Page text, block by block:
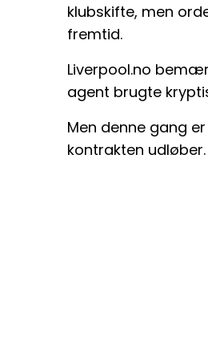
klubskifte, men
fremtid.
Liverpool.no
agent brugte
Men denne gang
kontrakten udløber.